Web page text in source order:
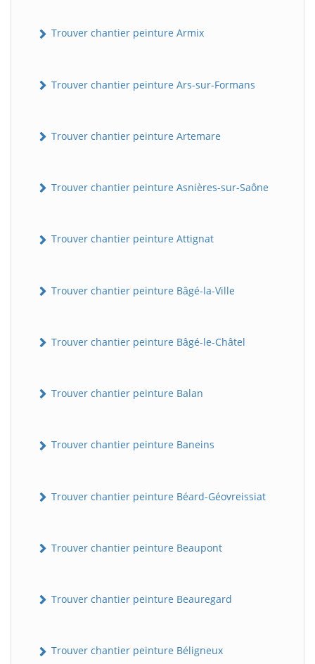
Trouver chantier peinture Armix
Trouver chantier peinture Ars-sur-Formans
Trouver chantier peinture Artemare
Trouver chantier peinture Asnières-sur-Saône
Trouver chantier peinture Attignat
Trouver chantier peinture Bâgé-la-Ville
Trouver chantier peinture Bâgé-le-Châtel
Trouver chantier peinture Balan
Trouver chantier peinture Baneins
Trouver chantier peinture Béard-Géovreissiat
Trouver chantier peinture Beaupont
Trouver chantier peinture Beauregard
Trouver chantier peinture Béligneux